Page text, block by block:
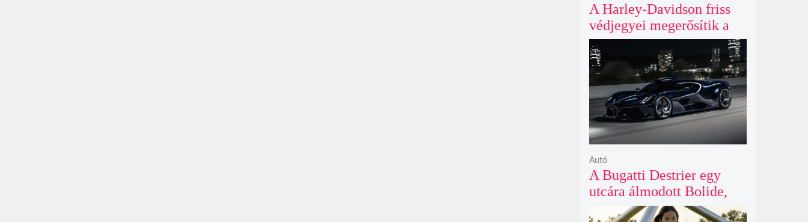
A Harley-Davidson friss
védjegyei megerősítik a
lenyűgöző café racer és
flat tracker szériagyártását
A Bugatti Destrier egy
utcára álmodott Bolide,
ami a pályaautók
Autó